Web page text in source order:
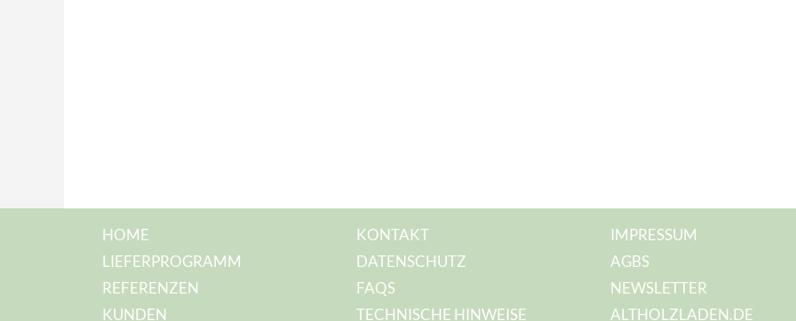
HOME
LIEFERPROGRAMM
REFERENZEN
KUNDEN
KONTAKT
DATENSCHUTZ
FAQS
TECHNISCHE HINWEISE
IMPRESSUM
AGBS
NEWSLETTER
ALTHOLZLADEN.DE